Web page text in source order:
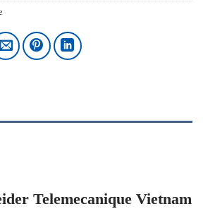
Telemecanique Vietnam